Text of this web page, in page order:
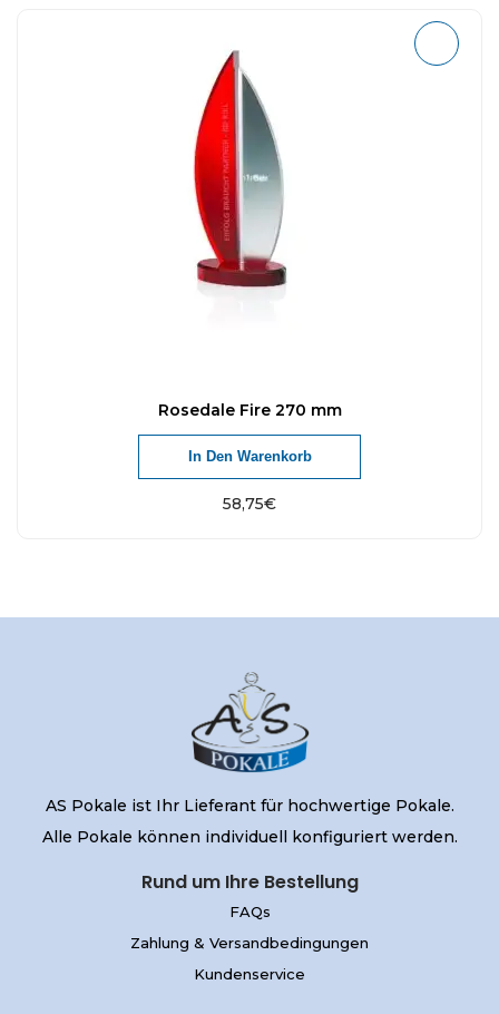
Rosedale Fire 270 mm
58,75€
In Den Warenkorb
AS Pokale ist Ihr Lieferant für hochwertige Pokale.
Alle Pokale können individuell konfiguriert werden.
Rund um Ihre Bestellung
FAQs
Zahlung & Versandbedingungen
Kundenservice